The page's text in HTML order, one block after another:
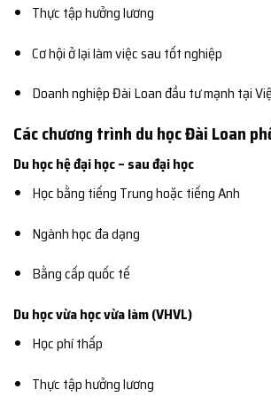
Thực tập hưởng lương
Cơ hội ở lại làm việc sau tốt nghiệp
Doanh nghiệp Đài Loan đầu tư mạnh tại
Các chương trình du học Đài Loan
Du học hệ đại học – sau đại học
Học bằng tiếng Trung hoặc tiếng Anh
Ngành học đa dạng
Bằng cấp quốc tế
Du học vừa học vừa làm (VHVL)
Học phí thấp
Thực tập hưởng lương